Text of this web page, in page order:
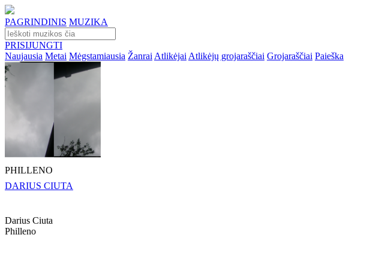
PAGRINDINIS MUZIKA
PRISIJUNGTI
Naujausia Metai Mėgstamiausia Žanrai Atlikėjai Atlikėjų grojaraščiai Grojaraščiai Paieška
PHILLENO
DARIUS CIUTA
Darius Ciuta
Philleno